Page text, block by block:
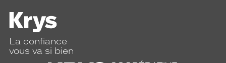
La confiance
vous va si bien